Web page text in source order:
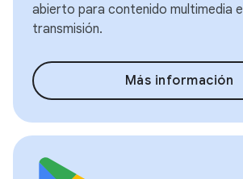
abierto para contenido multimedia
transmisión.
Más información